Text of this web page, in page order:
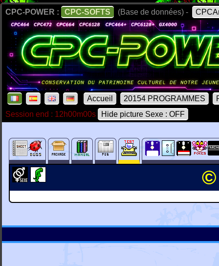
CPC-POWER : CPC-SOFTS (Base de données) -
Accueil 20154 PROGRAMMES
Session end : 12h00m00s
Hide picture Sexe : OFF
©